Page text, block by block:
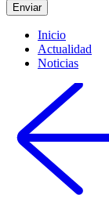
Inicio
Actualidad
Noticias